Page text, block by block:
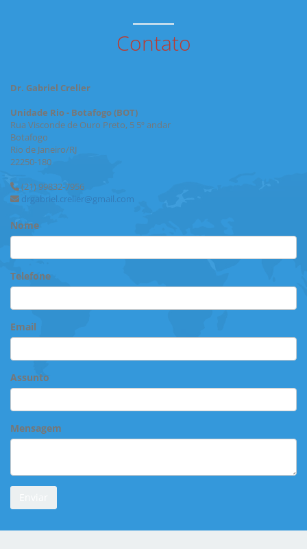
Contato
Dr. Gabriel Crelier
Unidade Rio - Botafogo (BOT)
Rua Visconde de Ouro Preto, 5 5º andar
Botafogo
Rio de Janeiro/RJ
22250-180
(21) 99832-7956
drgabriel.crelier@gmail.com
Nome
Telefone
Email
Assunto
Mensagem